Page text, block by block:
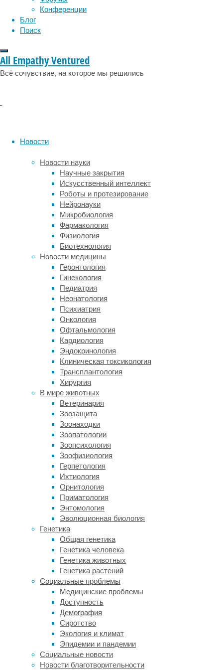
Конференции
Блог
Поиск
All Empathy Ventured
Всё сочувствие, на которое мы решились
Новости
Новости науки
Научные закрытия
Искусственный интеллект
Роботы и протезирование
Нейронауки
Микробиология
Фармакология
Физиология
Биотехнология
Новости медицины
Геронтология
Гинекология
Педиатрия
Неонатология
Психиатрия
Онкология
Офтальмология
Кардиология
Эндокринология
Клиническая токсикология
Трансплантология
Хирургия
В мире животных
Ветеринария
Зоозащита
Зоонаходки
Зоопатологии
Зоопсихология
Зоофизиология
Герпетология
Ихтиология
Орнитология
Приматология
Энтомология
Эволюционная биология
Генетика
Общая генетика
Генетика человека
Генетика животных
Генетика растений
Социальные проблемы
Медицинские проблемы
Доступность
Демография
Сиротство
Экология и климат
Эпидемии и пандемии
Социальные новости
Новости благотворительности
благотворитель
или
всем
наполняем
проекта
полезной
актуальной
информацией.
работе
запуск
площадки
для
прямого
контакта
между
благотворительными
организациями
нуждающимися
помощи.
Одновременно
будет
открыт
центр
сбора
пожертвований
для
последующего
распределения
рамках
входящих
запросов
помощи.
Добро
пожаловать
на
проект
ALEV!
*ALEV
All
Empathy
Ventured
«всё
сочувствие,